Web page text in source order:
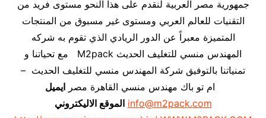
جمهورية مصر العربية لنقدم على هذا النحو مستوى فريد من
التقنيات للعالم العربي ومستوى غير مسبوق من المنتجات
المتميزة معبراً عن الدور الريادي الذي تقوم به شركه
المهندس منسي للتغليف الحديث M2pack مع تحياتنا و
تمنياتنا بالتوفيق شركة المهندس منسي للتغليف الحديث –
ام تو باك مهندس منسي القاهرة مصر ايميل
info@m2pack.com الموقع الاليكتروني